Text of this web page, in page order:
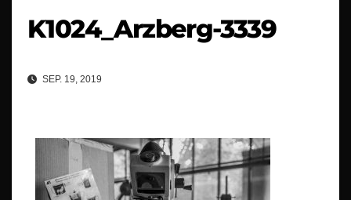
K1024_Arzberg-3339
SEP. 19, 2019